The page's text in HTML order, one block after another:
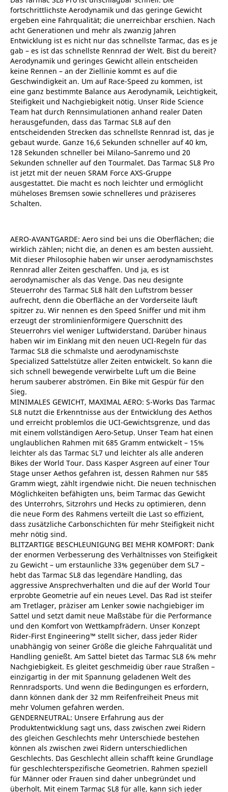
fortschrittlichste Aerodynamik und das geringe Gewicht
ergeben eine Fahrqualität; die unerreichbar erschien. Nach
acht Generationen und mehr als zwanzig Jahren
Entwicklung ist es nicht nur das schnellste Tarmac, das es je
gab – es ist das schnellste Rennrad der Welt. Bist du bereit?
Aerodynamik und geringes Gewicht allein entscheiden
keine Rennen – an der Ziellinie kommt es auf die
Geschwindigkeit an. Um auf Race-Speed zu kommen, ist
eine ganz bestimmte Balance aus Aerodynamik, Leichtigkeit,
Steifigkeit und Nachgiebigkeit nötig. Unser Ride Science
Team hat durch Rennsimulationen anhand realer Daten
herausgefunden, dass das Tarmac SL8 auf den
entscheidenden Strecken das schnellste Rennrad ist, das je
gebaut wurde. Ganze 16,6 Sekunden schneller auf 40 km,
128 Sekunden schneller bei Milano–Sanremo und 20
Sekunden schneller auf den Tourmalet. Das Tarmac SL8 Pro
ist jetzt mit der neuen SRAM Force AXS-Gruppe
ausgestattet. Die macht es noch leichter und ermöglicht
müheloses Bremsen sowie schnelleres und präziseres
Schalten.
AERO-AVANTGARDE: Aero sind bei uns die Oberflächen; die
wirklich zählen; nicht die, an denen es am besten aussieht.
Mit dieser Philosophie haben wir unser aerodynamischstes
Rennrad aller Zeiten geschaffen. Und ja, es ist
aerodynamischer als das Venge. Das neu designte
Steuerrohr des Tarmac SL8 hält den Luftstrom besser
aufrecht, denn die Oberfläche an der Vorderseite läuft
spitzer zu. Wir nennen es den Speed Sniffer und mit ihm
erzeugt der stromlinienförmigere Querschnitt des
Steuerrohrs viel weniger Luftwiderstand. Darüber hinaus
haben wir im Einklang mit den neuen UCI-Regeln für das
Tarmac SL8 die schmalste und aerodynamischste
Specialized Sattelstütze aller Zeiten entwickelt. So kann die
sich schnell bewegende verwirbelte Luft um die Beine
herum sauberer abströmen. Ein Bike mit Gespür für den
Sieg.
MINIMALES GEWICHT, MAXIMAL AERO: S-Works Das Tarmac
SL8 nutzt die Erkenntnisse aus der Entwicklung des Aethos
und erreicht problemlos die UCI-Gewichtsgrenze, und das
mit einem vollständigen Aero-Setup. Unser Team hat einen
unglaublichen Rahmen mit 685 Gramm entwickelt – 15%
leichter als das Tarmac SL7 und leichter als alle anderen
Bikes der World Tour. Dass Kasper Asgreen auf einer Tour
Stage unser Aethos gefahren ist, dessen Rahmen nur 585
Gramm wiegt, zählt irgendwie nicht. Die neuen technischen
Möglichkeiten befähigten uns, beim Tarmac das Gewicht
des Unterrohrs, Sitzrohrs und Hecks zu optimieren, denn
die neue Form des Rahmens verteilt die Last so effizient,
dass zusätzliche Carbonschichten für mehr Steifigkeit nicht
mehr nötig sind.
BLITZARTIGE BESCHLEUNIGUNG BEI MEHR KOMFORT: Dank
der enormen Verbesserung des Verhältnisses von Steifigkeit
zu Gewicht – um erstaunliche 33% gegenüber dem SL7 –
hebt das Tarmac SL8 das legendäre Handling, das
aggressive Ansprechverhalten und die auf der World Tour
erprobte Geometrie auf ein neues Level. Das Rad ist steifer
am Tretlager, präziser am Lenker sowie nachgiebiger im
Sattel und setzt damit neue Maßstäbe für die Performance
und den Komfort von Wettkampfrädern. Unser Konzept
Rider-First Engineering™ stellt sicher, dass jeder Rider
unabhängig von seiner Größe die gleiche Fahrqualität und
Handling genießt. Am Sattel bietet das Tarmac SL8 6% mehr
Nachgiebigkeit. Es gleitet geschmeidig über raue Straßen –
einzigartig in der mit Spannung geladenen Welt des
Rennradsports. Und wenn die Bedingungen es erfordern,
dann können dank der 32 mm Reifenfreiheit Pneus mit
mehr Volumen gefahren werden.
GENDERNEUTRAL: Unsere Erfahrung aus der
Produktentwicklung sagt uns, dass zwischen zwei Ridern
des gleichen Geschlechts mehr Unterschiede bestehen
können als zwischen zwei Ridern unterschiedlichen
Geschlechts. Das Geschlecht allein schafft keine Grundlage
für geschlechterspezifische Geometrien. Rahmen speziell
für Männer oder Frauen sind daher unbegründet und
überholt. Mit einem Tarmac SL8 für alle, kann sich jeder